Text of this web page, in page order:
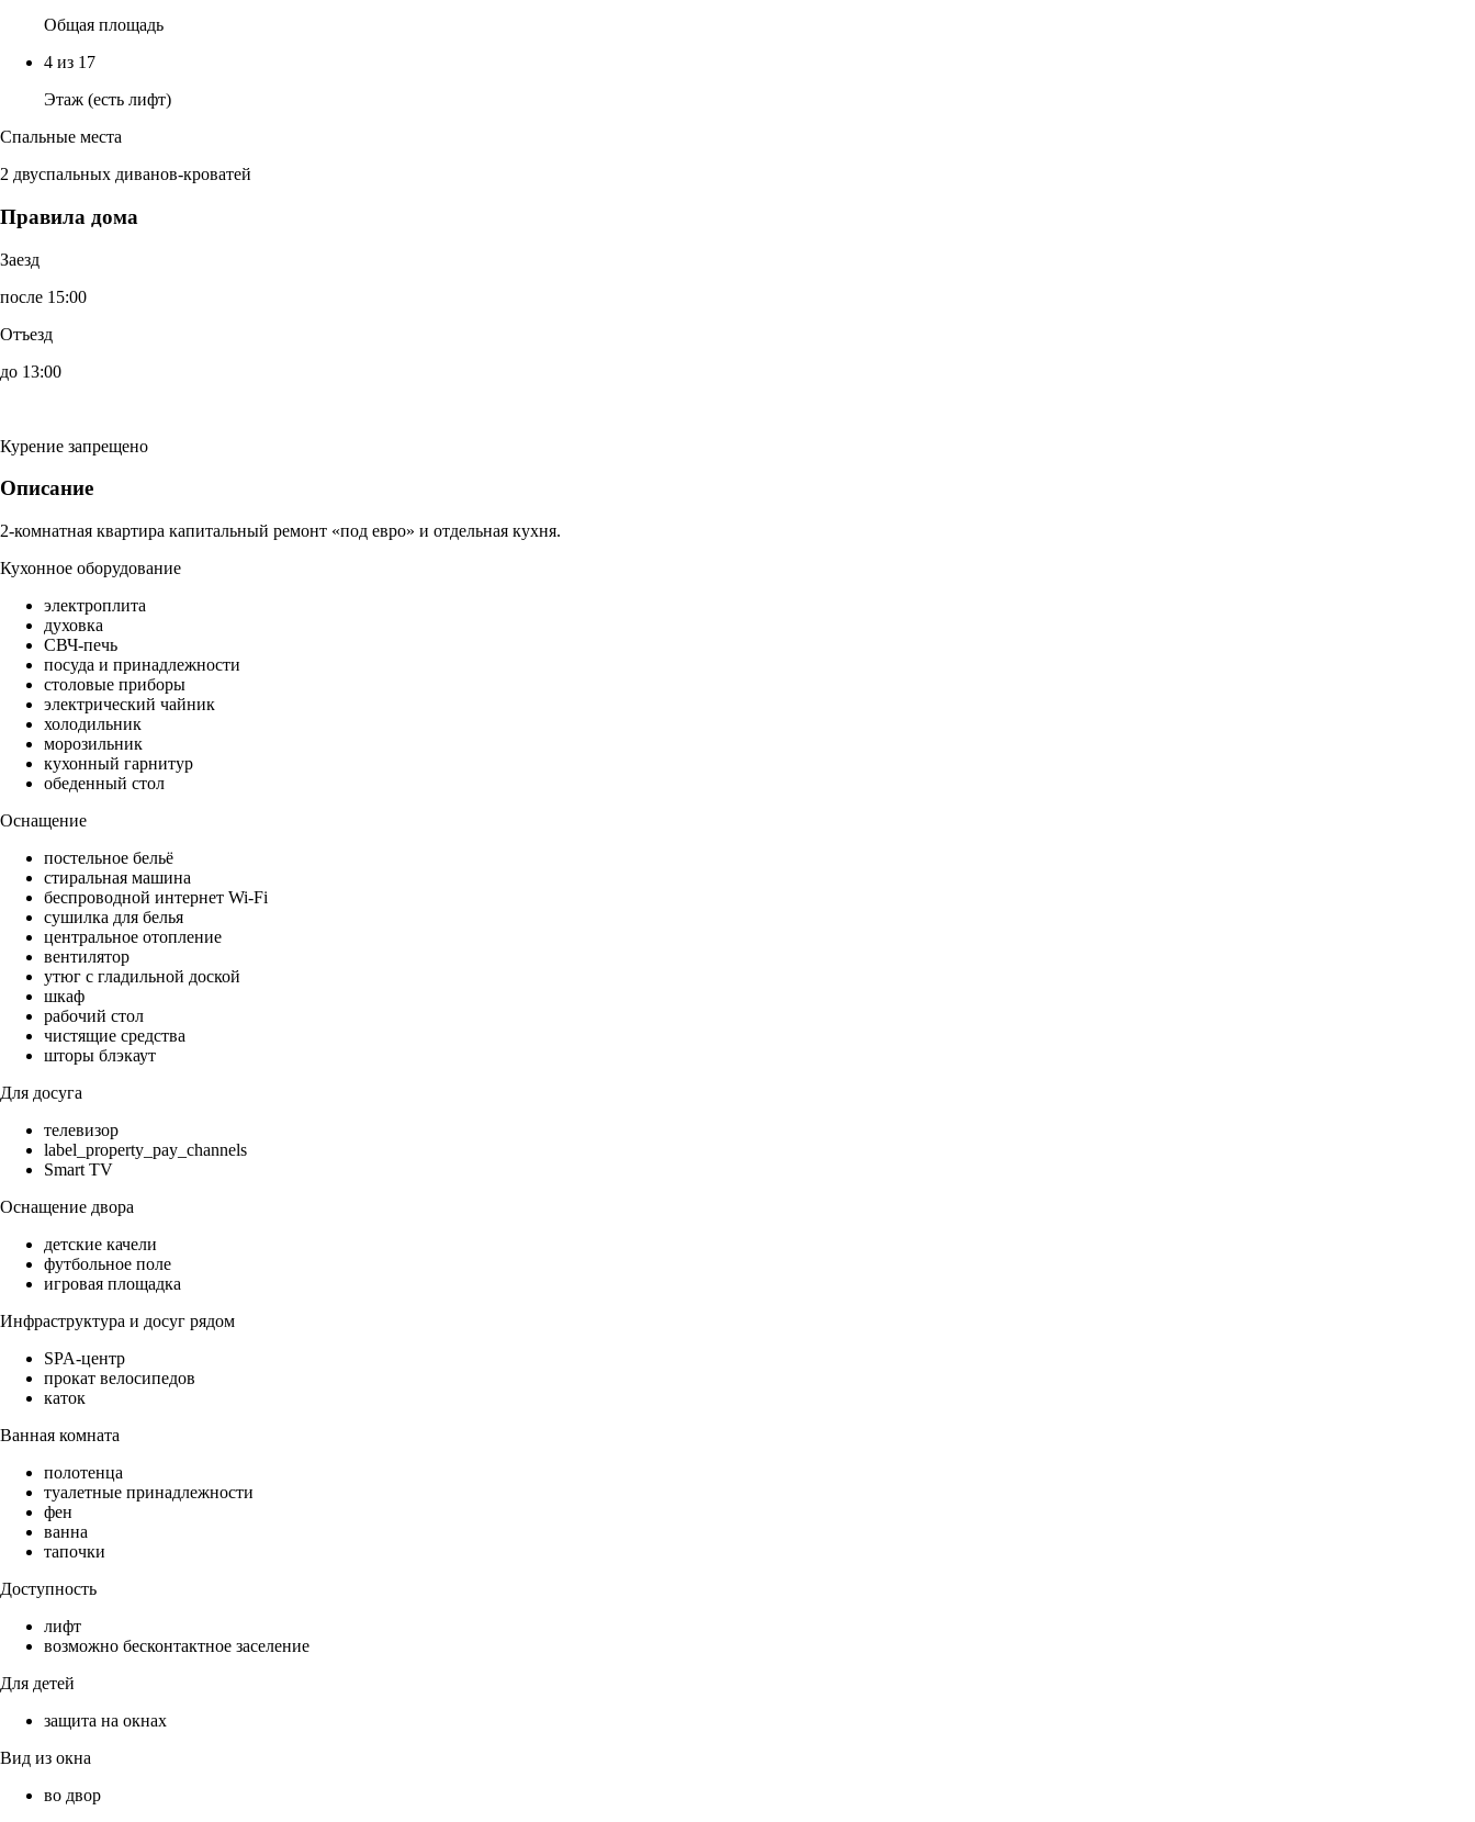
Общая площадь
4 из 17
Этаж (есть лифт)
Спальные места
2 двуспальных диванов-кроватей
Правила дома
Заезд
после 15:00
Отъезд
до 13:00
Курение запрещено
Описание
2-комнатная квартира капитальный ремонт «под евро» и отдельная кухня.
Кухонное оборудование
электроплита
духовка
СВЧ-печь
посуда и принадлежности
столовые приборы
электрический чайник
холодильник
морозильник
кухонный гарнитур
обеденный стол
Оснащение
постельное бельё
стиральная машина
беспроводной интернет Wi-Fi
сушилка для белья
центральное отопление
вентилятор
утюг с гладильной доской
шкаф
рабочий стол
чистящие средства
шторы блэкаут
Для досуга
телевизор
label_property_pay_channels
Smart TV
Оснащение двора
детские качели
футбольное поле
игровая площадка
Инфраструктура и досуг рядом
SPA-центр
прокат велосипедов
каток
Ванная комната
полотенца
туалетные принадлежности
фен
ванна
тапочки
Доступность
лифт
возможно бесконтактное заселение
Для детей
защита на окнах
Вид из окна
во двор